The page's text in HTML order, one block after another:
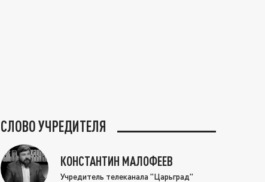
СЛОВО УЧРЕДИТЕЛЯ
КОНСТАНТИН МАЛОФЕЕВ
Учредитель телеканала "Царьград"